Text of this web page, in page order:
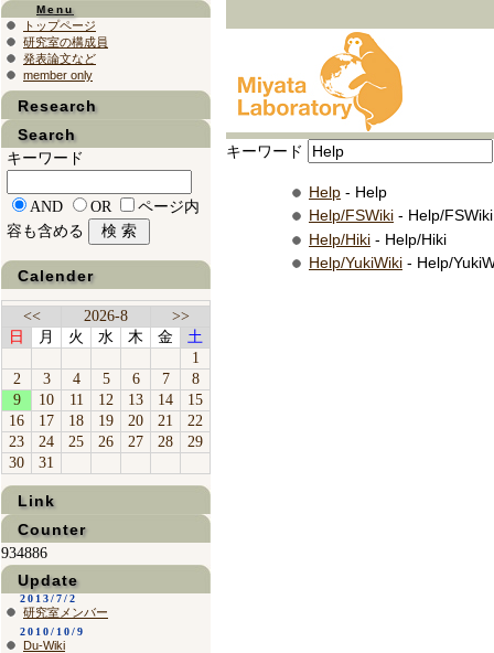
キーワード
Help - Help
Help/FSWiki - Help/FSWiki
Help/Hiki - Help/Hiki
Help/YukiWiki - Help/
Menu
トップページ
研究室の構成員
発表論文など
member only
Research
Search
キーワード
AND OR
ページ内
容も含める
Calender
<< 2026-8
>>
日
月 火 水 木 金
土
1
2
3 4 5 6 7
8
9
10 11 12 13 14
15
16
17 18 19 20 21
22
23
24 25 26 27 28
29
30
31
Link
Counter
934886
Update
2013/7/2
研究室メンバー
2010/10/9
Du-Wiki